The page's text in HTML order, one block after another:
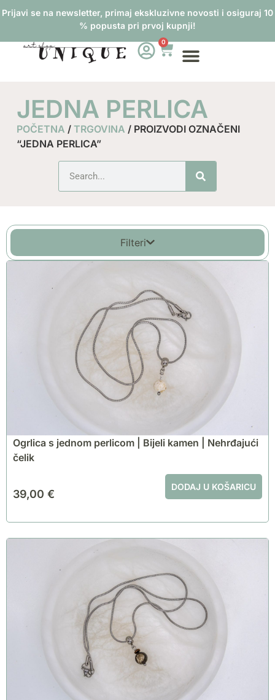
Prijavi se na newsletter, primaj ekskluzivne novosti i osiguraj 10
% popusta pri prvoj kupnji!
0
JEDNA PERLICA
POČETNA /TRGOVINA / PROIZVODI OZNAČENI
“JEDNA PERLICA”
Filteri
Ogrlica s jednom perlicom | Bijeli kamen | Nehrđajući
čelik
39,00 €
DODAJ U KOŠARICU